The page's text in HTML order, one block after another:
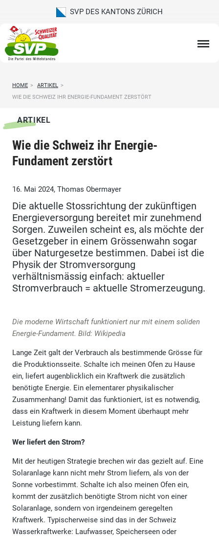
SVP DES KANTONS ZÜRICH
HOME > ARTIKEL >
WIE DIE SCHWEIZ IHR ENERGIE-FUNDAMENT ZERSTÖRT
ARTIKEL
Wie die Schweiz ihr Energie-
Fundament zerstört
16. Mai 2024, Thomas Obermayer
Die aktuelle Stossrichtung der zukünftigen
Energieversorgung bereitet mir zunehmend
Sorgen. Zuweilen scheint es, als möchte der
Gesetzgeber in einem Grössenwahn sogar
über Naturgesetze bestimmen. Dabei ist die
Physik der Stromversorgung
verhältnismässig einfach: aktueller
Stromverbrauch = aktuelle Stromerzeugung.
Die moderne Wirtschaft funktioniert nur mit einem soliden
Energie-Fundament. Bild: Wikipedia
Lange Zeit galt der Verbrauch als bestimmende Grösse für
die Produktionsseite. Schalte ich meinen Ofen zu Hause
ein, liefert augenblicklich ein Kraftwerk die zusätzlich
benötigte Energie. Ein elementarer physikalischer
Zusammenhang! Damit das funktioniert, ist es notwendig,
dass ein Kraftwerk in diesem Moment überhaupt mehr
Leistung liefern kann.
Wer liefert den Strom?
Mit der heutigen Strategie brechen wir das gezielt auf. Eine
Solaranlage kann nicht mehr Strom liefern, als von der
Sonne vorbestimmt. Schalte ich also meinen Ofen ein,
kommt der zusätzlich benötigte Strom nicht von einer
Solaranlage, sondern von irgendeinem geregelten
Kraftwerk. Typischerweise sind das in der Schweiz
Wasserkraftwerke: Laufwasser, Speicherseen oder